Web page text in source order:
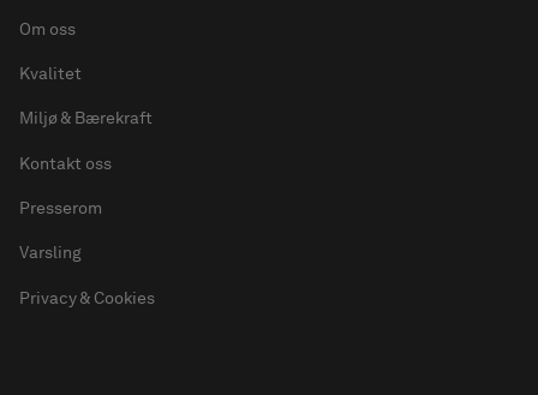
Om oss
Kvalitet
Miljø & Bærekraft
Kontakt oss
Presserom
Varsling
Privacy & Cookies